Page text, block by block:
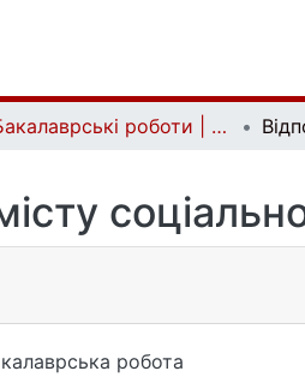
Бакалаврські роботи | Bachelor theses
робота